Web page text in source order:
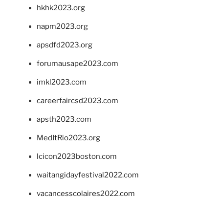
hkhk2023.org
napm2023.org
apsdfd2023.org
forumausape2023.com
imkl2023.com
careerfaircsd2023.com
apsth2023.com
MedItRio2023.org
lcicon2023boston.com
waitangidayfestival2022.com
vacancesscolaires2022.com